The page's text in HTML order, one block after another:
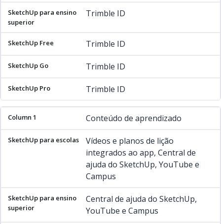
Trimble ID
Trimble ID
Trimble ID
Trimble ID
Conteúdo de aprendizado
Vídeos e planos de lição
integrados ao app, Central de
ajuda do SketchUp, YouTube e
Campus
Central de ajuda do SketchUp,
YouTube e Campus